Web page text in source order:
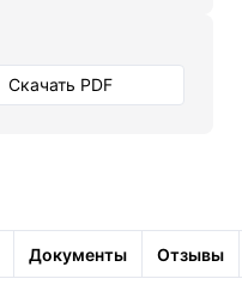
Скачать PDF
Документы Отзывы